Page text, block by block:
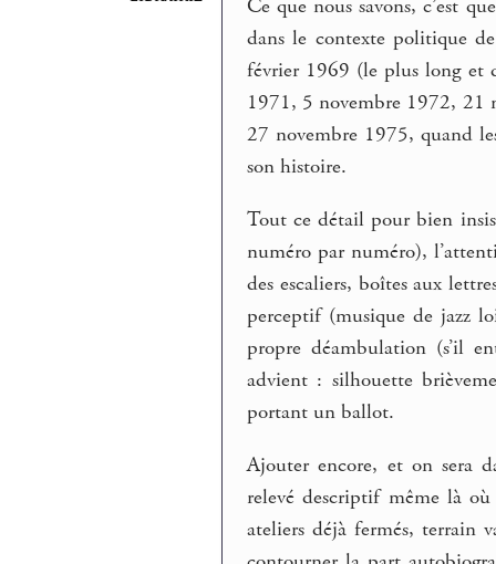
Ce que nous savons, c’est
dans le contexte politique
février 1969 (le plus long et
1971, 5 novembre 1972, 21
27 novembre 1975, quand
son histoire.
Tout ce détail pour bien
numéro par numéro),
des escaliers, boîtes aux
perceptif (musique de jazz
propre déambulation (s’il
advient : silhouette
portant un ballot.
Ajouter encore, et on sera
relevé descriptif même là
ateliers déjà fermés, terrain